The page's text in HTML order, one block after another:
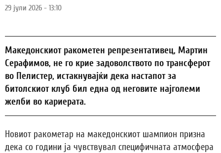
29 јули 2026 - 13:10
Македонскиот ракометен репрезентативец, Мартин
Серафимов, не го крие задоволството по трансферот
во Пелистер, истакнувајќи дека настапот за
битолскиот клуб бил една од неговите најголеми
желби во кариерата.
Новиот ракометар на македонскиот шампион призна
дека со години ја чувствувал специфичната атмосфера